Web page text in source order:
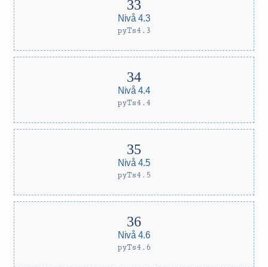
Nivå 4.3
pyTs4.3
Nivå 4.4
pyTs4.4
Nivå 4.5
pyTs4.5
Nivå 4.6
pyTs4.6